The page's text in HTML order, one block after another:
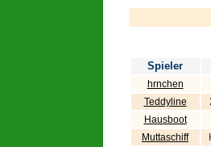
Spieler
hrnchen
Teddyline
Hausboot
Muttaschiff